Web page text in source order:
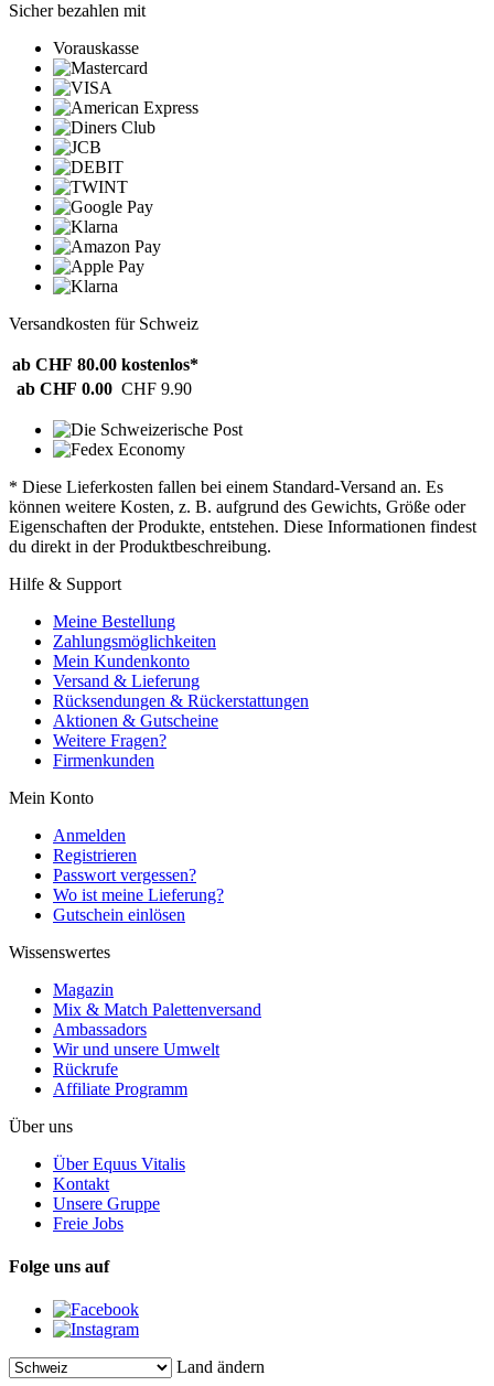
Sicher bezahlen mit
Vorauskasse
Versandkosten für Schweiz
ab CHF 80.00 kostenlos*
ab CHF 0.00 CHF 9.90
* Diese Lieferkosten fallen bei einem Standard-Versand an. Es
können weitere Kosten, z. B. aufgrund des Gewichts, Größe oder
Eigenschaften der Produkte, entstehen. Diese Informationen findest
du direkt in der Produktbeschreibung.
Hilfe & Support
Meine Bestellung
Zahlungsmöglichkeiten
Mein Kundenkonto
Versand & Lieferung
Rücksendungen & Rückerstattungen
Aktionen & Gutscheine
Weitere Fragen?
Firmenkunden
Mein Konto
Anmelden
Registrieren
Passwort vergessen?
Wo ist meine Lieferung?
Gutschein einlösen
Wissenswertes
Magazin
Mix & Match Palettenversand
Ambassadors
Wir und unsere Umwelt
Rückrufe
Affiliate Programm
Über uns
Über Equus Vitalis
Kontakt
Unsere Gruppe
Freie Jobs
Folge uns auf
Land ändern